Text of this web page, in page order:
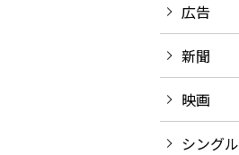
広告
新聞
映画
シングル